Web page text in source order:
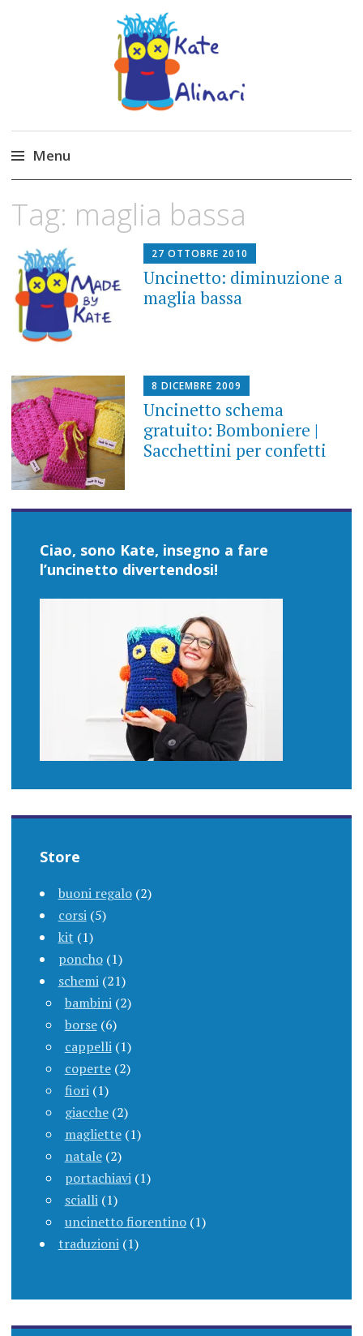
Made by Kate
Kate Alinari, corsi di uncinetto, entusiasmo,
schemi gratuiti, amigurumi, I Balocchi del Tipo
Strano, traduzioni e tanto divertimento!
Menu
content
Tag: maglia bassa
27 OTTOBRE 2010
Uncinetto: diminuzione a
maglia bassa
8 DICEMBRE 2009
Uncinetto schema
gratuito: Bomboniere |
Sacchettini per confetti
Ciao, sono Kate, insegno a fare
l’uncinetto divertendosi!
Store
buoni regalo (2)
corsi (5)
kit (1)
poncho (1)
schemi (21)
bambini (2)
borse (6)
cappelli (1)
coperte (2)
fiori (1)
giacche (2)
magliette (1)
natale (2)
portachiavi (1)
scialli (1)
uncinetto fiorentino (1)
traduzioni (1)